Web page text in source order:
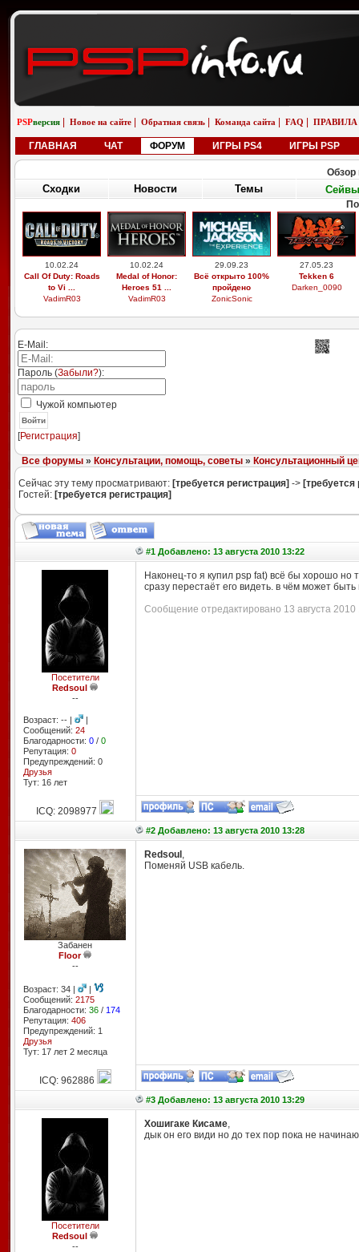
PSPверсия Новое на сайте Обратная связь Команда сайта FAQ ПРАВИЛА
ГЛАВНАЯ ЧАТ ФОРУМ ИГРЫ PS4 ИГРЫ PSP
Обзор
Сходки Новости Темы Сейвы
10.02.24
Call Of Duty: Roads
to Vi ...
VadimR03
10.02.24
Medal of Honor:
Heroes 51 ...
VadimR03
29.09.23
Всё открыто 100%
пройдено
ZonicSonic
27.05.23
Tekken 6
Darken_0090
E-Mail:
Пароль (Забыли?):
Чужой компьютер
Войти
[Регистрация]
Все форумы» Консультации, помощь, советы» Консультационный
Сейчас эту тему просматривают: [требуется регистрация] -> [требуется
Гостей: [требуется регистрация]
#1 Добавлено: 13 августа 2010 13:22
Посетители
Redsoul
--
Возраст: -- |
|
Сообщений: 24
Благодарности: 0/ 0
Репутация: 0
Предупреждений: 0
Друзья
Тут: 16 лет
Наконец-то я купил psp fat) всё бы хорошо но
сразу перестаёт его видеть. в чём может
Сообщение отредактировано 13 августа 2010
ICQ: 2098977
#2 Добавлено: 13 августа 2010 13:28
Забанен
Floor
--
Возраст: 34 |
|
Сообщений: 2175
Благодарности: 36/ 174
Репутация: 406
Предупреждений: 1
Друзья
Тут: 17 лет 2 месяцa
Redsoul ,
Поменяй USB кабель.
ICQ: 962886
#3 Добавлено: 13 августа 2010 13:29
Посетители
Redsoul
--
Хошигаке Кисаме,
дык он его види но до тех пор пока не